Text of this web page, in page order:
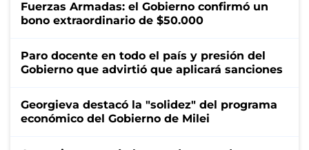
Fuerzas Armadas: el Gobierno confirmó un
bono extraordinario de $50.000
Paro docente en todo el país y presión del
Gobierno que advirtió que aplicará sanciones
Georgieva destacó la "solidez" del programa
económico del Gobierno de Milei